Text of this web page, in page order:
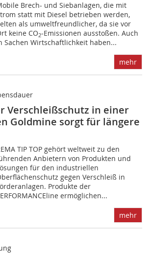
Brech- und Siebanlagen, die mit
statt mit Diesel betrieben werden,
als umweltfreundlicher, da sie vor
keine CO2-Emissionen ausstoßen. Auch
Sachen Wirtschaftlichkeit haben...
mehr
Verschleißschutz in einer
Goldmine sorgt für längere
TIP TOP gehört weltweit zu den
Anbietern von Produkten und
für den industriellen
gegen Verschleiß in
Produkte der
ermöglichen...
mehr